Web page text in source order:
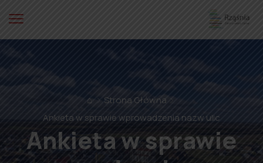
⌂
Strona Główna
Ankieta w sprawie wprowadzenia nazw ulic
Ankieta w sprawie